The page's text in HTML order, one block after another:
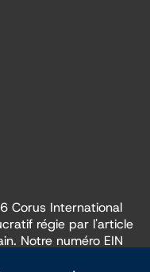
Corus International
régie par l'article
Notre numéro EIN